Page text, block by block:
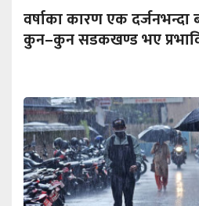
वर्षाका कारण एक दर्जनभन्दा
कुन–कुन सडकखण्ड भए